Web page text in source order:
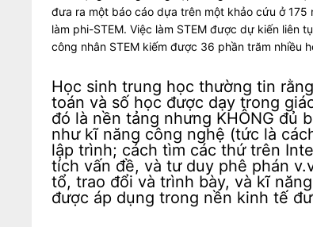
đưa ra một báo cáo dựa trên một khảo cứu ở
làm phi-STEM. Việc làm STEM được dự kiến liên
công nhân STEM kiếm được 36 phần trăm nhiều
Học sinh trung học thường tin
toán và số học được dạy trong
đó là nền tảng nhưng KHÔNG đủ
như kĩ năng công nghệ (tức là
lập trình; cách tìm các thứ trên
tích vấn đề, và tư duy phê phán
tổ, trao đổi và trình bày, và kĩ
được áp dụng trong nền kinh tế